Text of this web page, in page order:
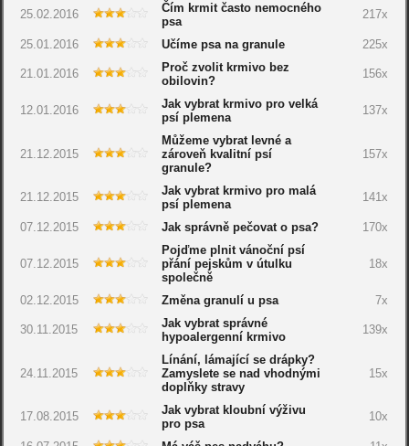
25.02.2016
Čím krmit často nemocného
psa
217x
25.01.2016 Učíme psa na granule 225x
21.01.2016
Proč zvolit krmivo bez
obilovin?
156x
12.01.2016
Jak vybrat krmivo pro velká
psí plemena
137x
21.12.2015
Můžeme vybrat levné a
zároveň kvalitní psí
granule?
157x
21.12.2015
Jak vybrat krmivo pro malá
psí plemena
141x
07.12.2015 Jak správně pečovat o psa? 170x
07.12.2015
Pojďme plnit vánoční psí
přání pejskům v útulku
společně
18x
02.12.2015 Změna granulí u psa 7x
30.11.2015
Jak vybrat správné
hypoalergenní krmivo
139x
24.11.2015
Línání, lámající se drápky?
Zamyslete se nad vhodnými
doplňky stravy
15x
17.08.2015
Jak vybrat kloubní výživu
pro psa
10x